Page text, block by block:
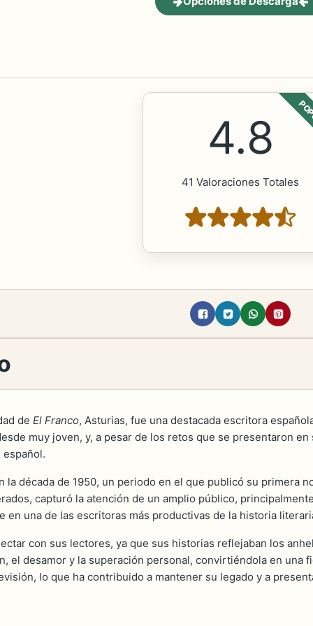
4.8
41 Valoraciones Totales
de El Franco, Asturias, fue una destacada escritora
muy joven, y, a pesar de los retos que se presentaron
década de 1950, un periodo en el que publicó su primera
capturó la atención de un amplio público,
en una de las escritoras más productivas de la historia
con sus lectores, ya que sus historias reflejaban los
el desamor y la superación personal, convirtiéndola en una
lo que ha contribuido a mantener su legado y a